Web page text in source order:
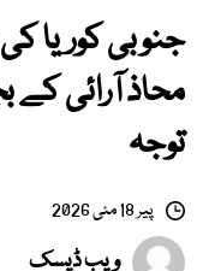
جنوبی کوریا
محاذ آرائی کے
توجہ
پیر 18 مئی 2026
ویب ڈیسک